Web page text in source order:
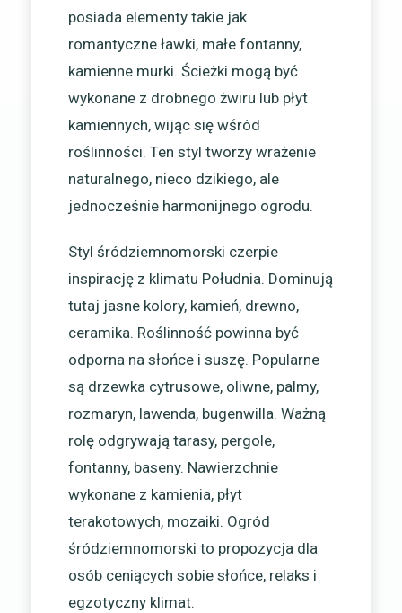
posiada elementy takie jak
romantyczne ławki, małe fontanny,
kamienne murki. Ścieżki mogą być
wykonane z drobnego żwiru lub płyt
kamiennych, wijąc się wśród
roślinności. Ten styl tworzy wrażenie
naturalnego, nieco dzikiego, ale
jednocześnie harmonijnego ogrodu.
Styl śródziemnomorski czerpie
inspirację z klimatu Południa. Dominują
tutaj jasne kolory, kamień, drewno,
ceramika. Roślinność powinna być
odporna na słońce i suszę. Popularne
są drzewka cytrusowe, oliwne, palmy,
rozmaryn, lawenda, bugenwilla. Ważną
rolę odgrywają tarasy, pergole,
fontanny, baseny. Nawierzchnie
wykonane z kamienia, płyt
terakotowych, mozaiki. Ogród
śródziemnomorski to propozycja dla
osób ceniących sobie słońce, relaks i
egzotyczny klimat.